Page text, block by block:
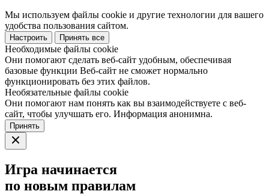
Мы используем файлы cookie и другие технологии для вашего
удобства пользования сайтом.
Настроить Принять все
Необходимые файлы cookie
Они помогают сделать веб-сайт удобным, обеспечивая
базовые функции Веб-сайт не сможет нормально
функционировать без этих файлов.
Необязательные файлы cookie
Они помогают нам понять как вы взаимодействуете с веб-
сайт, чтобы улучшать его. Информация анонимна.
Принять
Игра начинается
по новым правилам